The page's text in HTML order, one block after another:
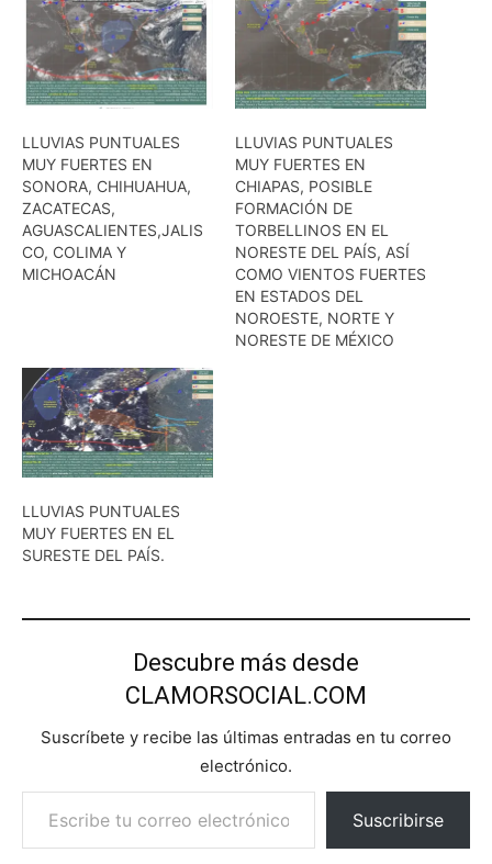
LLUVIAS PUNTUALES
MUY FUERTES EN
SONORA, CHIHUAHUA,
ZACATECAS,
AGUASCALIENTES,JALIS
CO, COLIMA Y
MICHOACÁN
LLUVIAS PUNTUALES
MUY FUERTES EN
CHIAPAS, POSIBLE
FORMACIÓN DE
TORBELLINOS EN EL
NORESTE DEL PAÍS, ASÍ
COMO VIENTOS FUERTES
EN ESTADOS DEL
NOROESTE, NORTE Y
NORESTE DE MÉXICO
LLUVIAS PUNTUALES
MUY FUERTES EN EL
SURESTE DEL PAÍS.
Descubre más desde
CLAMORSOCIAL.COM
Suscríbete y recibe las últimas entradas en tu correo
electrónico.
Escribe tu correo electrónico…
Suscribirse